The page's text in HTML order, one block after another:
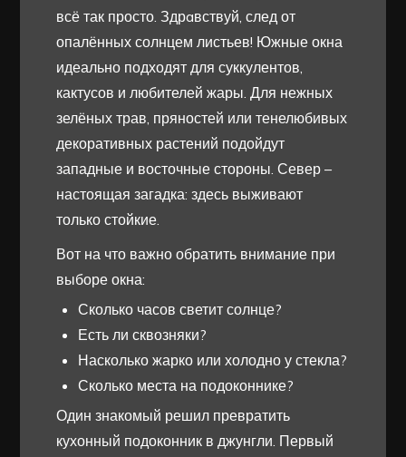
всё так просто. Здрaвствуй, след от
опалённых солнцем листьев! Южные окна
идеально подходят для суккулентов,
кактусов и любителей жары. Для нежных
зелёных трав, пряностей или тенелюбивых
декоративных растений подойдут
западные и восточные стороны. Север –
настоящая загадка: здесь выживают
только стойкие.
Вот на что важно обратить внимание при
выборе окна:
Сколько часов светит солнце?
Есть ли сквозняки?
Насколько жарко или холодно у стекла?
Сколько места на подоконнике?
Один знакомый решил превратить
кухонный подоконник в джунгли. Первый